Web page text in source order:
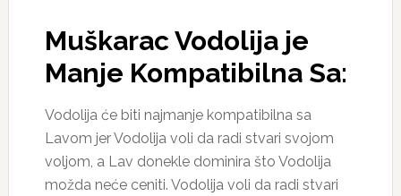
Muškarac Vodolija je
Manje Kompatibilna Sa:
Vodolija će biti najmanje kompatibilna sa
Lavom jer Vodolija voli da radi stvari svojom
voljom, a Lav donekle dominira što Vodolija
možda neće ceniti. Vodolija voli da radi stvari